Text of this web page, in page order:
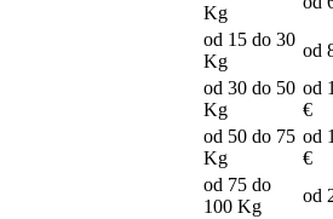
Kg
od 15 do 30
Kg
od
od 30 do 50
Kg
od
€
od 50 do 75
Kg
od
€
od 75 do
100 Kg
od